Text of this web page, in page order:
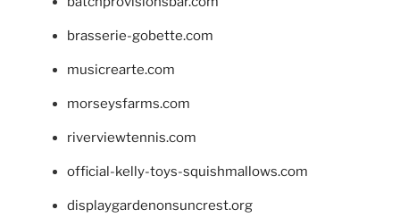
brasserie-gobette.com
musicrearte.com
morseysfarms.com
riverviewtennis.com
official-kelly-toys-squishmallows.com
displaygardenonsuncrest.org